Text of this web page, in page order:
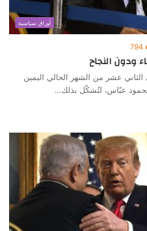
أوراق سياسية
794
ودون النجاح
عشر من الشهر الحالي اليمين
محمود عبّاس، لتُشكّل بذلك…